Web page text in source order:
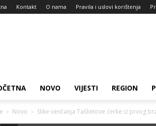
Kontakt O nama Pravila i uslovi korištenja
NOVO VIJESTI REGION
Novo Slike venčanja Tašketove ćerke iz prvog